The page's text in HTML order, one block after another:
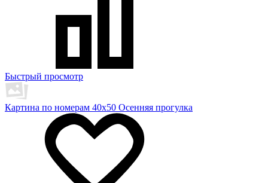
Быстрый просмотр
Картина по номерам 40х50 Осенняя прогулка